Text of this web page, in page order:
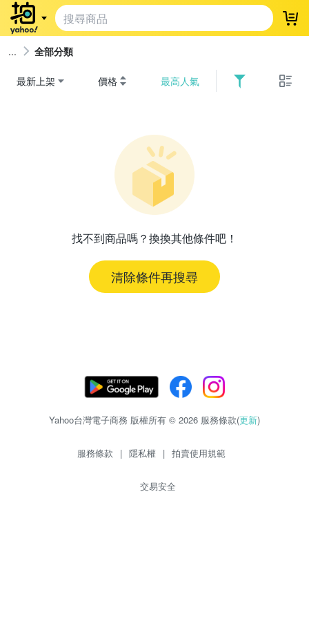
登
全部分類
最新上架 價格 最高人氣
找不到商品嗎？換換其他條件吧！
清除條件再搜尋
Yahoo台灣電子商務 版權所有 © 2026 服務條款(更新)
服務條款 | 隱私權 | 拍賣使用規範
交易安全